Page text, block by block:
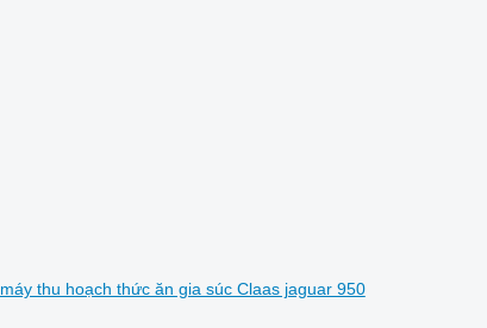
máy thu hoạch thức ăn gia súc Claas jaguar 950